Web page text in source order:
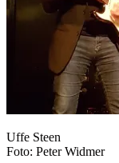
Uffe Steen
Foto: Peter Widmer